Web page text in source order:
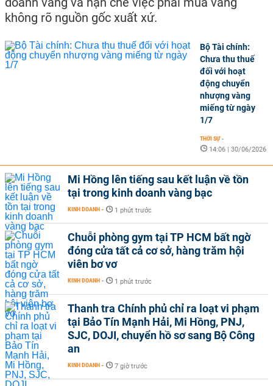
không rõ nguồn gốc xuất xứ.
Bộ Tài chính:
Chưa thu thuế
đối với hoạt
động chuyển
nhượng vàng
miếng từ ngày
1/7
THỜI SỰ -
14:06 | 30/06/2026
Mi Hồng lên tiếng sau kết luận về tồn
tại trong kinh doanh vàng bạc
KINH DOANH - 1 phút trước
Chuỗi phòng gym tại TP HCM bất ngờ
đóng cửa tất cả cơ sở, hàng trăm hội
viên bơ vơ
KINH DOANH - 1 phút trước
Thanh tra Chính phủ chỉ ra loạt vi phạm
tại Bảo Tín Mạnh Hải, Mi Hồng, PNJ,
SJC, DOJI, chuyển hồ sơ sang Bộ Công
an
KINH DOANH - 7 giờ trước